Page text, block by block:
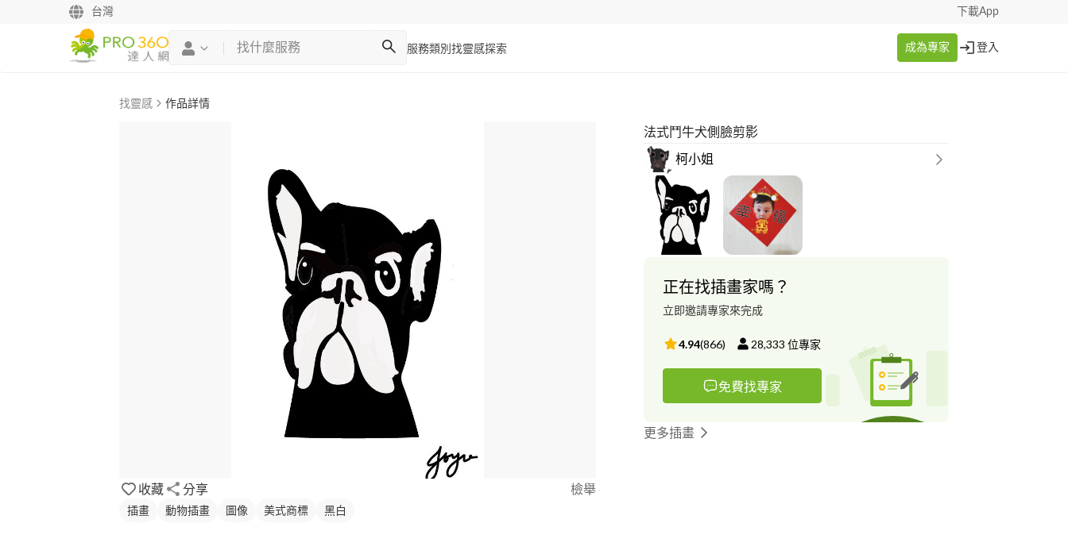
台灣 下載App
服務類別 找靈感探索 成為專家 登入
找靈感 作品詳情
收藏 分享 檢舉
插畫 動物插畫 圖像 美式商標 黑白
法式鬥牛犬側臉剪影
柯小姐
正在找插畫家嗎？
立即邀請專家來完成
4.94(866) 28,333 位專家
免費找專家
更多插畫